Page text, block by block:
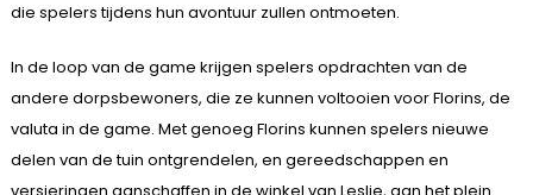
die spelers tijdens hun avontuur zullen ontmoeten.
In de loop van de game krijgen spelers opdrachten van de
andere dorpsbewoners, die ze kunnen voltooien voor Florins, de
valuta in de game. Met genoeg Florins kunnen spelers nieuwe
delen van de tuin ontgrendelen, en gereedschappen en